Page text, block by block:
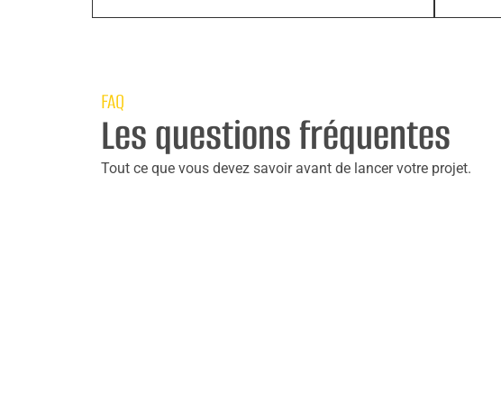
FAQ
Les questions fréquentes
Tout ce que vous devez savoir avant de lancer votre projet.